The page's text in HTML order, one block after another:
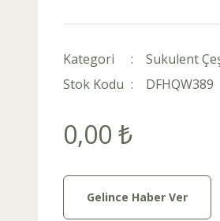
Kategori
Sukulent
Stok Kodu
DFHQW389
0,00 ₺
Gelince Haber Ver